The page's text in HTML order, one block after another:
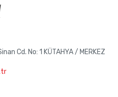
Cd. No: 1 KÜTAHYA / MERKEZ